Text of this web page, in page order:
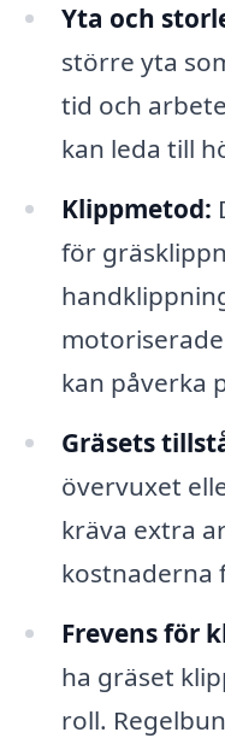
Yta och
större yta
tid och
kan leda till
Klippmetod:
för
kan påverka
Gräsets
övervuxet
kräva extra
kostnaderna
Frevens för
ha gräset
roll.